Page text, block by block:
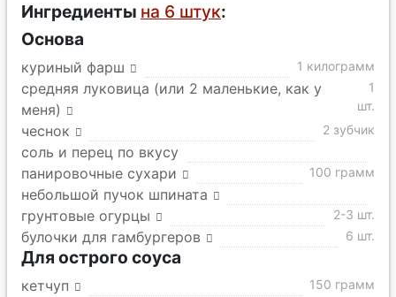
Ингредиенты на 6 штук:
Основа
куриный фарш 1 килограмм
средняя луковица (или 2 маленькие, как у
меня)
1
шт.
чеснок 2 зубчик
соль и перец по вкусу
панировочные сухари
100 грамм
небольшой пучок шпината
грунтовые огурцы
2-3 шт.
булочки для гамбургеров 6 шт.
Для острого соуса
кетчуп 150 грамм